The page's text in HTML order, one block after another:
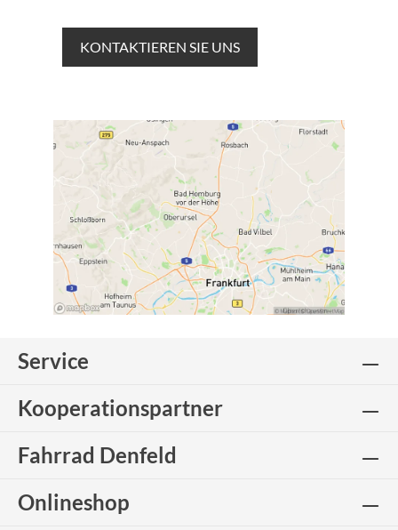
KONTAKTIEREN SIE UNS
Service
Kooperationspartner
Fahrrad Denfeld
Onlineshop